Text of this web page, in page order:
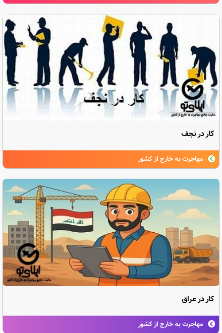
کار در نجف
مهاجرت به خارج از کشور
کار در عراق
مهاجرت به خارج از کشور